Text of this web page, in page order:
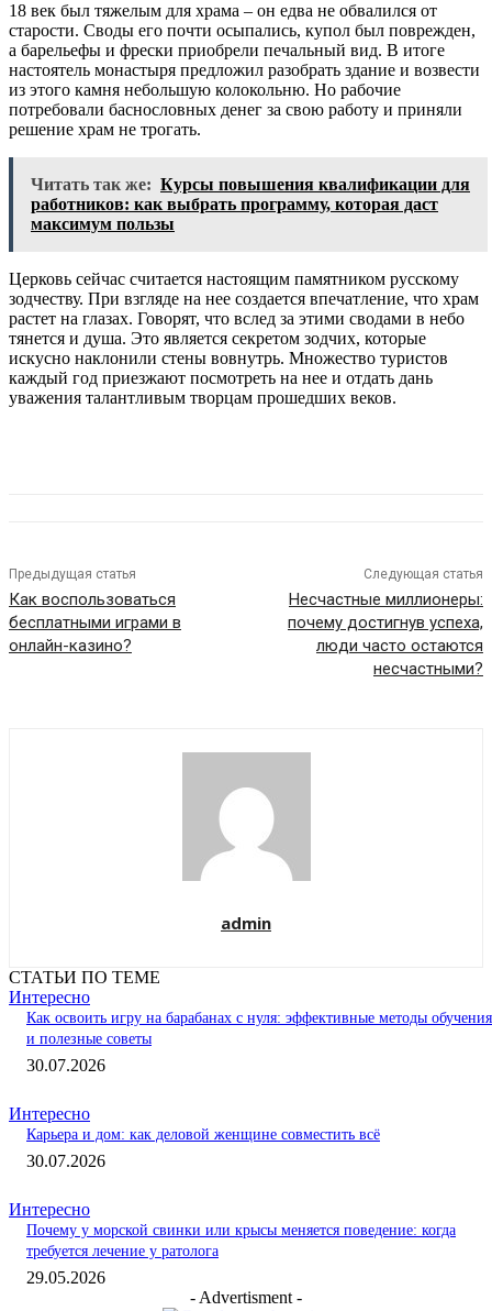
18 век был тяжелым для храма – он едва не обвалился от
старости. Своды его почти осыпались, купол был поврежден,
а барельефы и фрески приобрели печальный вид. В итоге
настоятель монастыря предложил разобрать здание и возвести
из этого камня небольшую колокольню. Но рабочие
потребовали баснословных денег за свою работу и приняли
решение храм не трогать.
Читать так же: Курсы повышения квалификации для
работников: как выбрать программу, которая даст
максимум пользы
Церковь сейчас считается настоящим памятником русскому
зодчеству. При взгляде на нее создается впечатление, что храм
растет на глазах. Говорят, что вслед за этими сводами в небо
тянется и душа. Это является секретом зодчих, которые
искусно наклонили стены вовнутрь. Множество туристов
каждый год приезжают посмотреть на нее и отдать дань
уважения талантливым творцам прошедших веков.
Предыдущая статья
Как воспользоваться
бесплатными играми в
онлайн-казино?
Следующая статья
Несчастные миллионеры:
почему достигнув успеха,
люди часто остаются
несчастными?
admin
СТАТЬИ ПО ТЕМЕ
Интересно
Как освоить игру на барабанах с нуля: эффективные методы обучения
и полезные советы
30.07.2026
Интересно
Карьера и дом: как деловой женщине совместить всё
30.07.2026
Интересно
Почему у морской свинки или крысы меняется поведение: когда
требуется лечение у ратолога
29.05.2026
- Advertisment -